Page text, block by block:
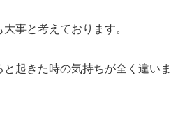
事と考えております。
起きた時の気持ちが全く違いま